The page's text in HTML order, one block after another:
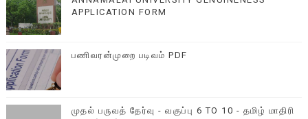
APPLICATION FORM
பணிவரன்முறை படிவம் PDF
முதல் பருவத் தேர்வு - வகுப்பு 6 TO 10 - தமிழ் மாதிரி